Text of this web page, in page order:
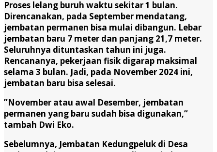
Proses lelang buruh waktu sekitar 1 bulan.
Direncanakan, pada September mendatang,
jembatan permanen bisa mulai dibangun. Lebar
jembatan baru 7 meter dan panjang 21,7 meter.
Seluruhnya dituntaskan tahun ini juga.
Rencananya, pekerjaan fisik digarap maksimal
selama 3 bulan. Jadi, pada November 2024 ini,
jembatan baru bisa selesai.
”November atau awal Desember, jembatan
permanen yang baru sudah bisa digunakan,”
tambah Dwi Eko.
Sebelumnya, Jembatan Kedungpeluk di Desa